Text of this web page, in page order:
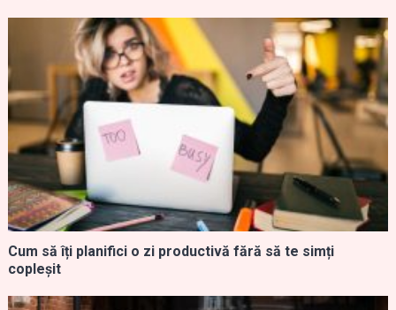
Cum să îți planifici o zi productivă fără să te simți
copleșit